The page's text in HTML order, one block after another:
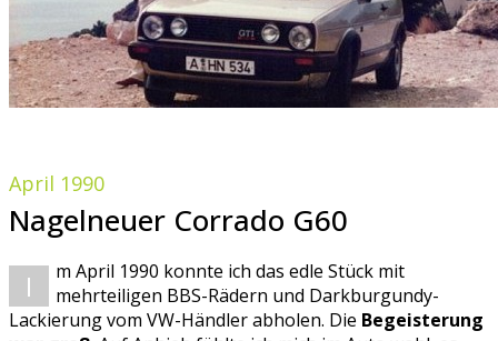
April 1990
Nagelneuer Corrado G60
I
m April 1990 konnte ich das edle Stück mit
mehrteiligen BBS-Rädern und Darkburgundy-
Lackierung vom VW-Händler abholen. Die Begeisterung